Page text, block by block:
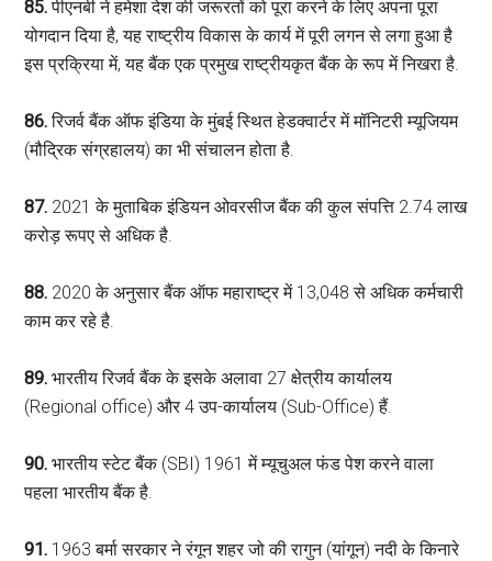
85.पीएनबी ने हमेशा देश की जरूरतों को पूरा करने के लिए अपना पूरा
योगदान दिया है, यह राष्ट्रीय विकास के कार्य में पूरी लगन से लगा हुआ है
इस प्रक्रिया में, यह बैंक एक प्रमुख राष्ट्रीयकृत बैंक के रूप में निखरा है.
86.रिजर्व बैंक ऑफ इंडिया के मुंबई स्थित हेडक्‍वार्टर में मॉनिटरी म्‍यूजियम
(मौद्रिक संग्रहालय) का भी संचालन होता है.
87. 2021 के मुताबिक इंडियन ओवरसीज बैंक की कुल संपत्ति 2.74 लाख
करोड़ रूपए से अधिक है.
88. 2020 के अनुसार बैंक ऑफ महाराष्ट्र में 13,048 से अधिक कर्मचारी
काम कर रहे है.
89.भारतीय रिजर्व बैंक के इसके अलावा 27 क्षेत्रीय कार्यालय
(Regional office) और 4 उप-कार्यालय (Sub-Office) हैं.
90.भारतीय स्टेट बैंक (SBI) 1961 में म्यूचुअल फंड पेश करने वाला
पहला भारतीय बैंक है.
91. 1963 बर्मा सरकार ने रंगून शहर जो की रागुन (यांगून) नदी के किनारे